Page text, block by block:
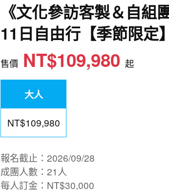
《文化參訪客製＆自
11日自由行【季節限定】
售價 NT$109,980起
大人
NT$109,980
報名截止：2026/09/28
成團人數：21人
每人訂金：NT$30,000